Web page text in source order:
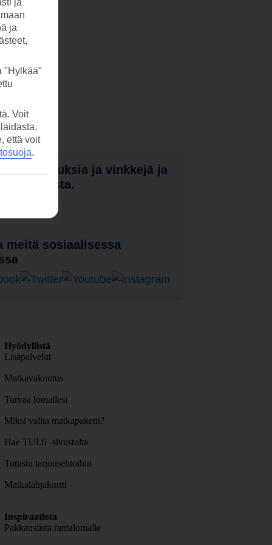
tarjouksia ja vinkkejä ja
uutuuksista.
uutiskirje
meitä sosiaalisessa
Hyödyllistä
Lisäpalvelut
Matkavakuutus
Turvaa lomallesi
Miksi valita matkapaketti?
Hae TUI.fi -sivustolta
Tutustu tarjousehtoihin
Matkalahjakortti
Inspiraatiota
Pakkauslista rantalomalle
ja
ja
"Hylkää"
Voit
että voit
.